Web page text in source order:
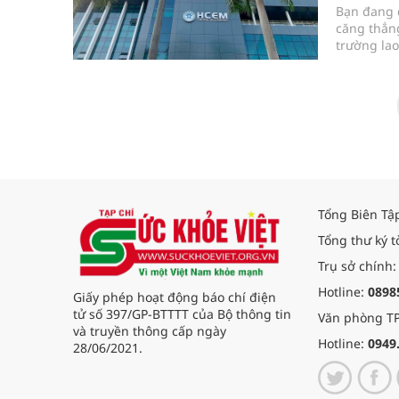
Bạn
căng
trường
Giấy phép hoạt động báo chí điện
tử số 397/GP-BTTTT của Bộ thông tin
và truyền thông cấp ngày
28/06/2021.
Tổng Biên
Tổng thư ký
Trụ sở chính:
Hotline:
Văn phòng
Hotline: